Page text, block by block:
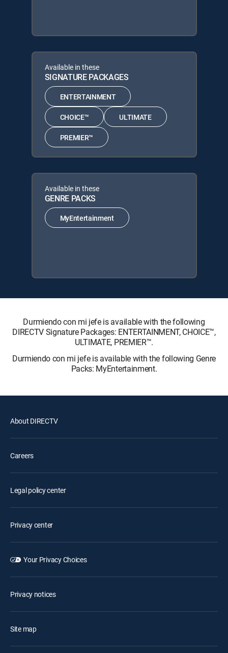
Available in these
SIGNATURE PACKAGES
ENTERTAINMENT
CHOICE™ ULTIMATE
PREMIER™
Available in these
GENRE PACKS
MyEntertainment
Durmiendo con mi jefe is available with the following
DIRECTV Signature Packages: ENTERTAINMENT, CHOICE™,
ULTIMATE, PREMIER™.
Durmiendo con mi jefe is available with the following Genre
Packs: MyEntertainment.
About DIRECTV
Careers
Legal policy center
Privacy center
Your Privacy Choices
Privacy notices
Site map